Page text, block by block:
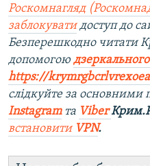
Роскомнагляд
заблокуватидоступ до
Безперешкодно читати
допомогою
https://
слідкуйте за основними
Instagramта Viber
встановити VPN.